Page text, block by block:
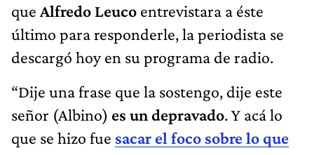
que Alfredo Leuco entrevistara a éste
último para responderle, la periodista se
descargó hoy en su programa de radio.
“Dije una frase que la sostengo, dije este
señor (Albino) es un depravado. Y acá lo
que se hizo fue sacar el foco sobre lo que